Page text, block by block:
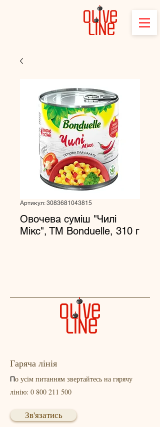
Артикул: 3083681043815
Овочева суміш "Чилі
Мікс", ТМ Bonduelle, 310 г
Гаряча лінія
По усім питанням звертайтесь на гярячу
лінію: 0 800 211 500
Зв'язатись